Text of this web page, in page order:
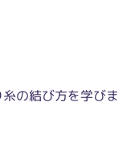
の結び方を学びま